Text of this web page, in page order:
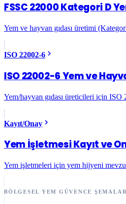
FSSC 22000 Kategori D
Yem ve hayvan gıdası üretimi
ISO 22002-6
ISO 22002-6 Yem ve
Yem/hayvan gıdası üreticileri için ISO
Kayıt/Onay
Yem İşletmesi Kayıt ve
Yem işletmeleri için yem hijyeni
BÖLGESEL YEM GÜVENCE